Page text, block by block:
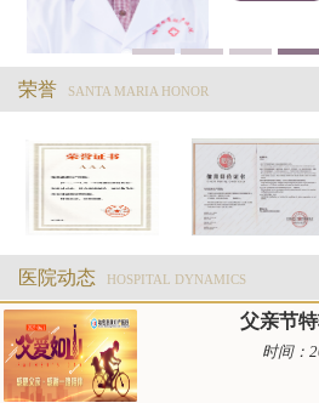
荣誉 SANTA MARIA HONOR
医院动态 HOSPITAL DYNAMICS
父亲节
时间：